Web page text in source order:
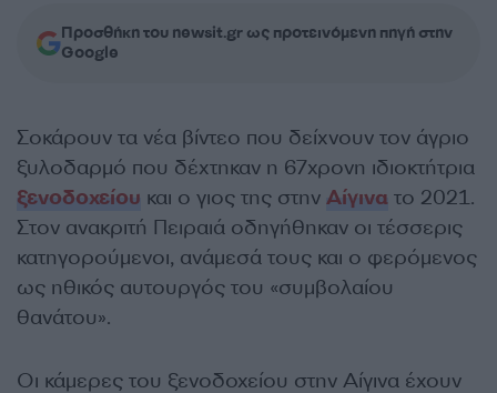
Προσθήκη του newsit.gr ως προτεινόμενη πηγή στην
Google
Σοκάρουν τα νέα βίντεο που δείχνουν τον άγριο
ξυλοδαρμό που δέχτηκαν η 67χρονη ιδιοκτήτρια
ξενοδοχείου και ο γιος της στην Αίγινα το 2021.
Στον ανακριτή Πειραιά οδηγήθηκαν οι τέσσερις
κατηγορούμενοι, ανάμεσά τους και ο φερόμενος
ως ηθικός αυτουργός του «συμβολαίου
θανάτου».
Οι κάμερες του ξενοδοχείου στην Αίγινα έχουν